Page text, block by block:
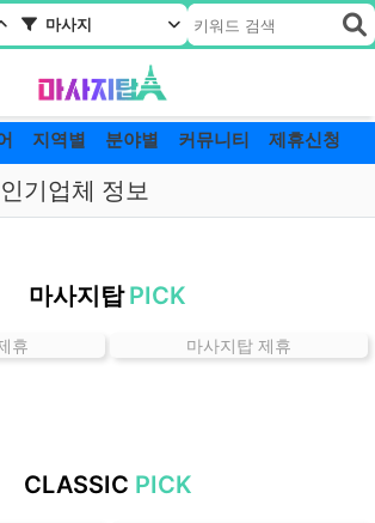
마사지
지역별 분야별 커뮤니티 제휴신청
기업체 정보
마사지탑 PICK
휴 마사지탑 제휴
CLASSIC PICK